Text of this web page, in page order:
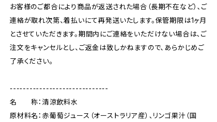
お客様のご都合により商品が返送された場合（長期不在など）、ご
連絡が取れ次第、着払いにて再発送いたします。保管期限は1ヶ月
とさせていただきます。期間内にご連絡をいただけない場合は、ご
注文をキャンセルとし、ご返金は致しかねますので、あらかじめご
了承ください。
------------------------------
名 称：清涼飲料水
原材料名：赤葡萄ジュース（オーストラリア産）、リンゴ果汁（国